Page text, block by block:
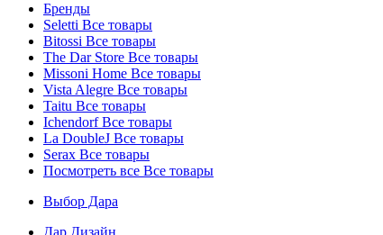
Бренды
Seletti Все товары
Bitossi Все товары
The Dar Store Все товары
Missoni Home Все товары
Vista Alegre Все товары
Taitu Все товары
IchendorfВсе товары
La DoubleJ Все товары
Serax Все товары
Посмотреть все Все товары
Выбор Дара
Дар Дизайн